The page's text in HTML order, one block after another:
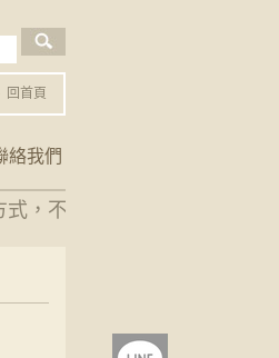
回首頁
絡我們
不便之處敬請見諒。 花